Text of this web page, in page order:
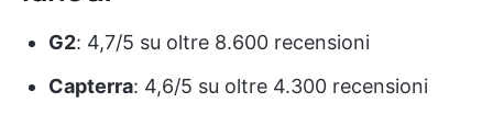
G2: 4,7/5 su oltre 8.600 recensioni
Capterra: 4,6/5 su oltre 4.300 recensioni